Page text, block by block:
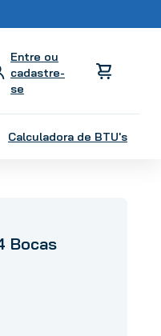
Calculadora de BTU's
Bocas